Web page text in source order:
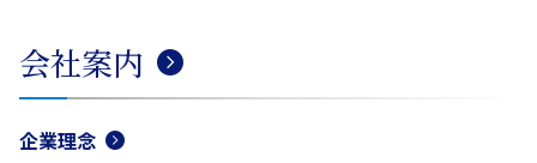
会社案内
企業理念